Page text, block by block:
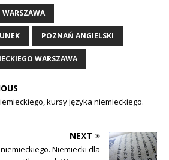
WARSZAWA
POZNAŃ ANGIELSKI
WARSZAWA
kursy języka niemieckiego.
NEXT
Niemiecki dla